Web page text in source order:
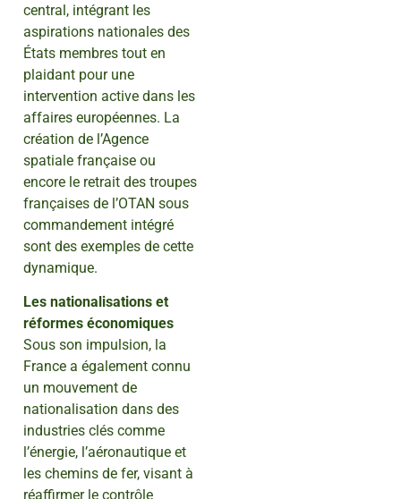
central, intégrant les
aspirations nationales des
États membres tout en
plaidant pour une
intervention active dans les
affaires européennes. La
création de l’Agence
spatiale française ou
encore le retrait des troupes
françaises de l’OTAN sous
commandement intégré
sont des exemples de cette
dynamique.
Les nationalisations et
réformes économiques
Sous son impulsion, la
France a également connu
un mouvement de
nationalisation dans des
industries clés comme
l’énergie, l’aéronautique et
les chemins de fer, visant à
réaffirmer le contrôle